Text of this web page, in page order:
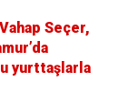
Seçer,
yurttaşlarla